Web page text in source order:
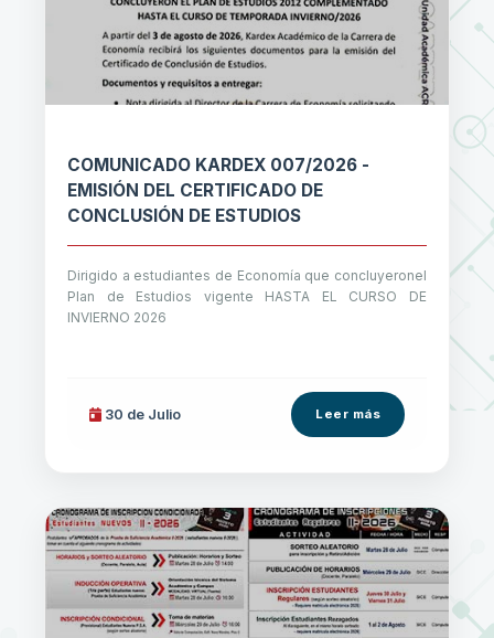
COMUNICADO KARDEX 007/2026 -
EMISIÓN DEL CERTIFICADO DE
CONCLUSIÓN DE ESTUDIOS
Dirigido a estudiantes de Economía que concluyeronel
Plan de Estudios vigente HASTA EL CURSO DE
INVIERNO 2026
30 de Julio Leer más